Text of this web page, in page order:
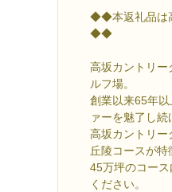
◆◆本返礼品は
◆◆
高坂カントリー
ルフ場。
創業以来65年
ァーを魅了し続
高坂カントリー
丘陵コースが特
45万坪のコー
ください。